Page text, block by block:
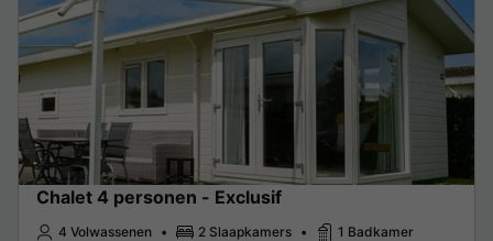
Chalet 4 personen - Exclusif
4 Volwassenen 2 Slaapkamers 1 Badkamer